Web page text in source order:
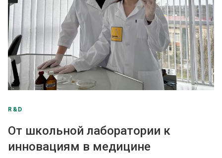
R&D
От школьной лаборатории к
инновациям в медицине